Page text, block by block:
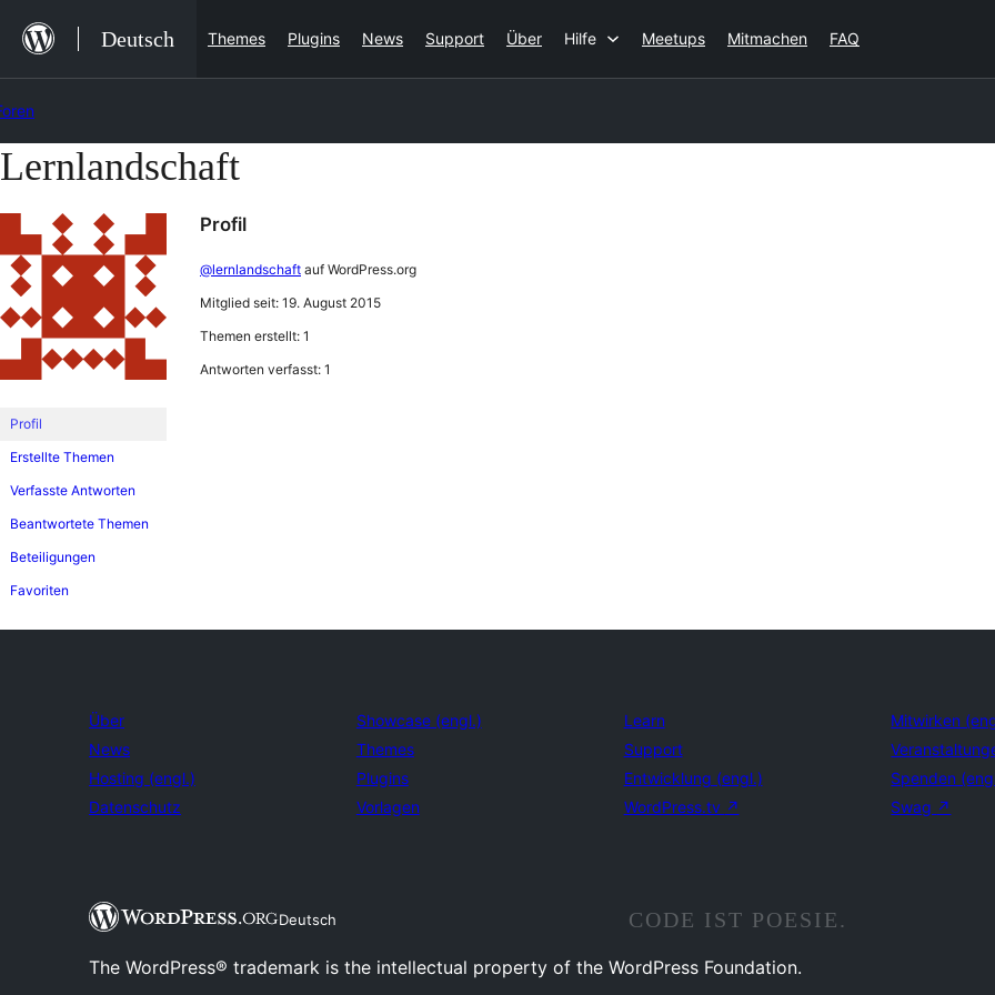
Inhalt
springen
Deutsch Themes Plugins News Support Über Hilfe Meetups Mitmachen FAQ
Zum
springen
Lernlandschaft
Profil
Erstellte Themen
Verfasste Antworten
Beantwortete Themen
Beteiligungen
Favoriten
Profil
@lernlandschaft auf WordPress.org
Mitglied seit: 19. August 2015
Themen erstellt: 1
Antworten verfasst: 1
Über
News
Hosting (engl.)
Datenschutz
Showcase (engl.)
Themes
Plugins
Vorlagen
Learn
Support
Entwicklung (engl.)
WordPress.tv ↗
Mitwirken
Spenden
Swag ↗
Deutsch CODE IST POESIE.
The WordPress® trademark is the intellectual property of the WordPress Foundation.